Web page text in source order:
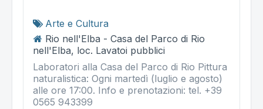
Arte e Cultura
Rio nell'Elba - Casa del Parco di Rio
nell'Elba, loc. Lavatoi pubblici
Laboratori alla Casa del Parco di Rio Pittura
naturalistica: Ogni martedì (luglio e agosto)
alle ore 17:00. Info e prenotazioni: tel. +39
0565 943399